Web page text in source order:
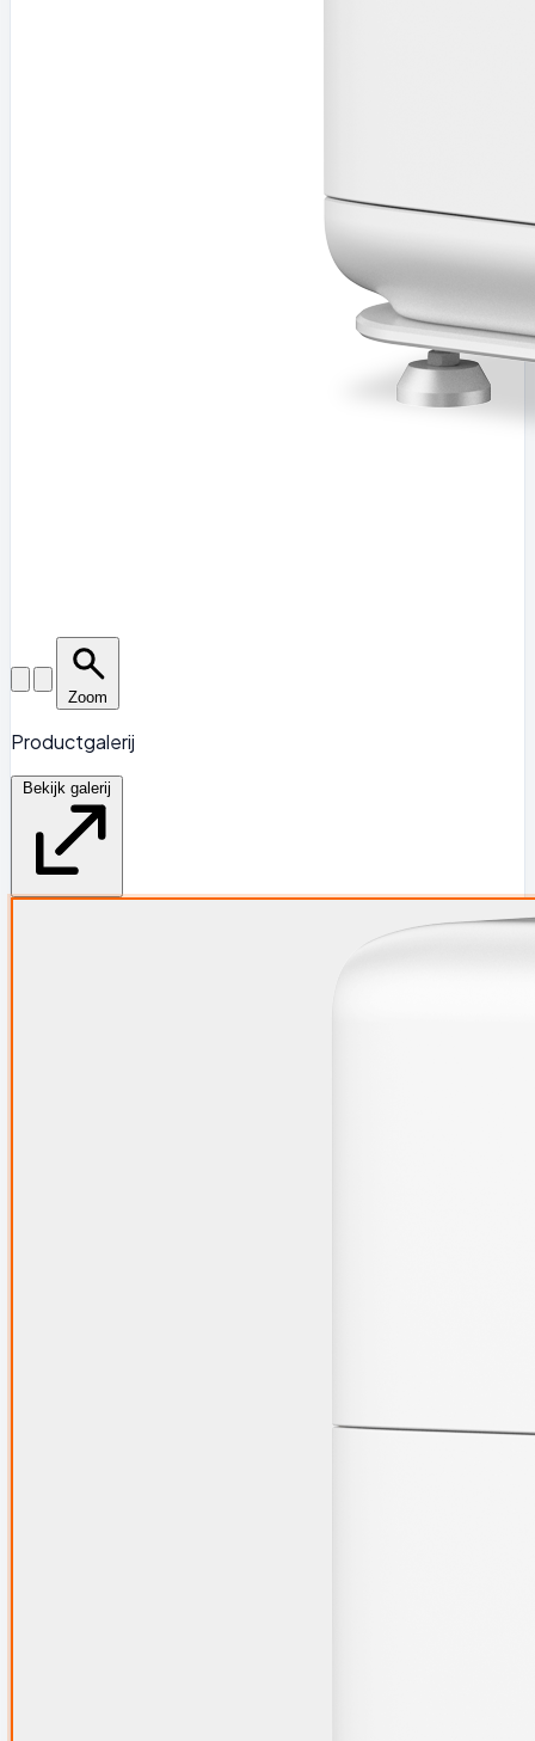
Zoom
Productgalerij
Bekijk galerij